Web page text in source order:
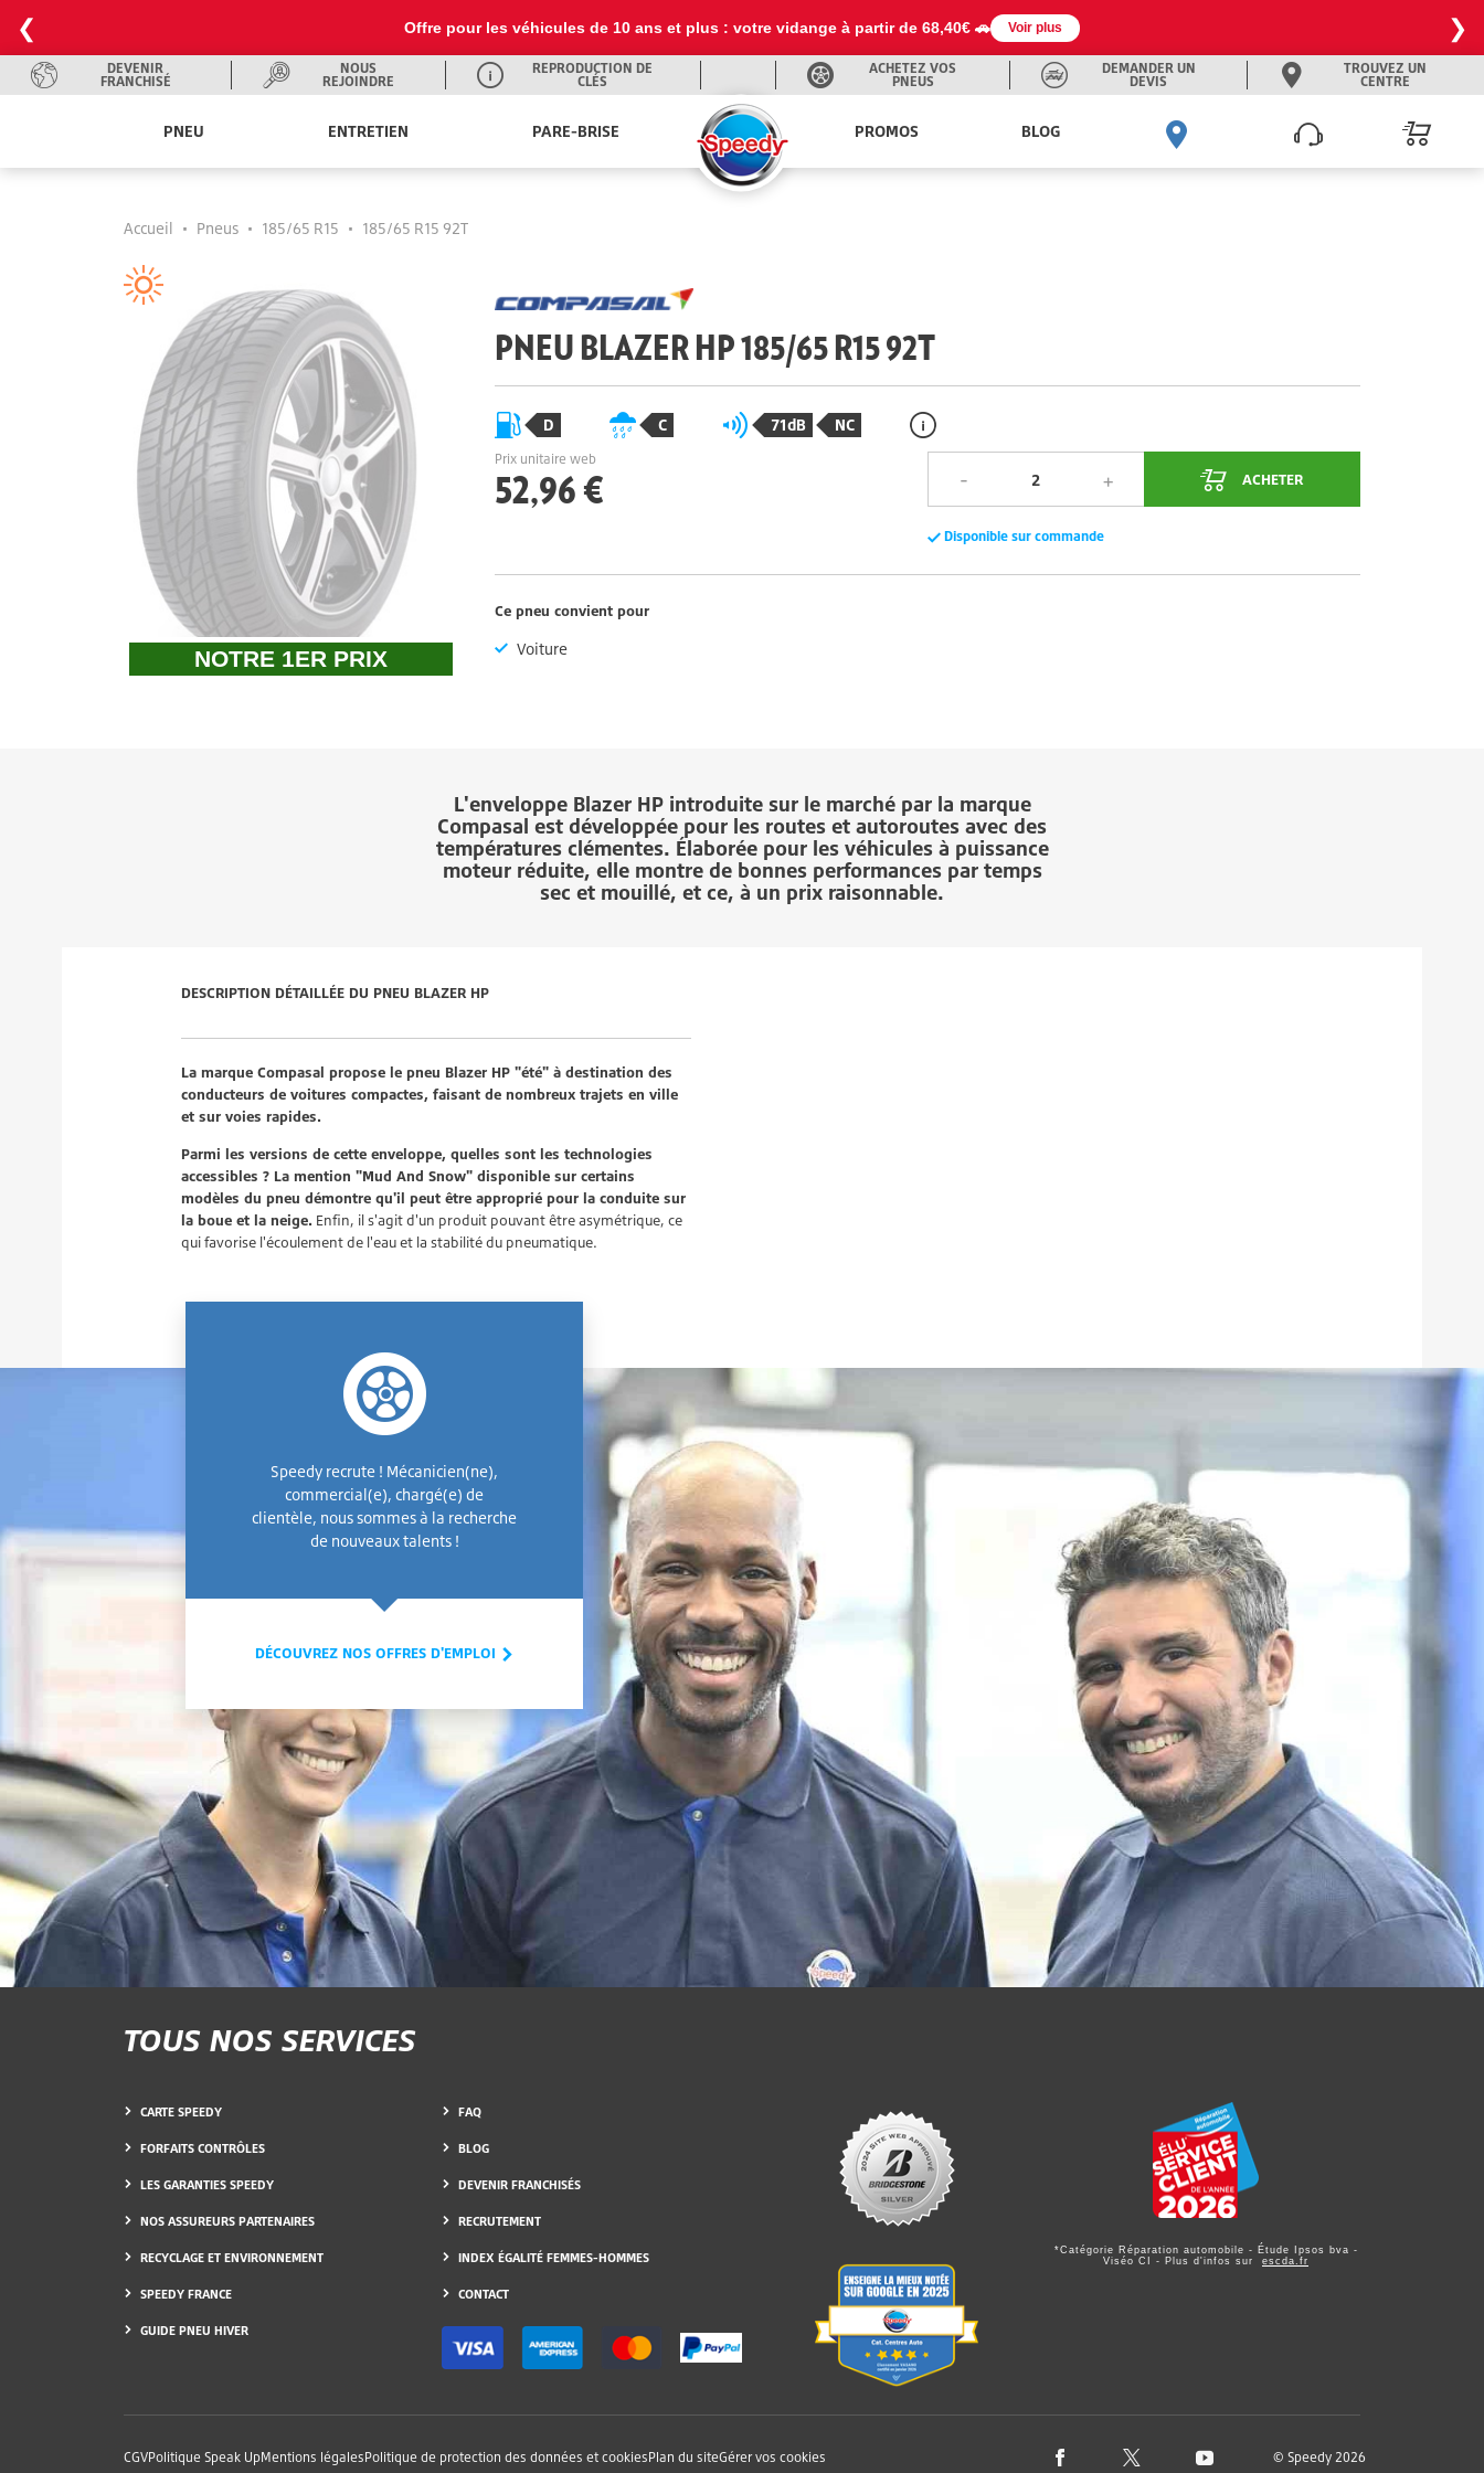
❮ Offre pour les véhicules de 10 ans et plus : votre vidange à partir de 68,40€ 🚗 Voir plus ❯
DEVENIR
FRANCHISÉ
NOUS
REJOINDRE
REPRODUCTION DE
CLÉS
TROUVEZ UN
CENTRE
DEMANDER UN
DEVIS
ACHETEZ VOS
PNEUS
PNEU ENTRETIEN PARE-BRISE PROMOS BLOG
Accueil • Pneus • 185/65 R15 • 185/65 R15 92T
NOTRE 1ER PRIX
PNEU BLAZER HP 185/65 R15 92T
D C 71dB NC
Prix unitaire web
52,96 € ACHETER
Disponible sur commande
Ce pneu convient pour
Voiture
L'enveloppe Blazer HPintroduite sur le marché par la marque
Compasal est développée pour les routes et autoroutes avec des
températures clémentes. Élaborée pour les véhicules à puissance
moteur réduite, elle montre de bonnes performances par temps
sec et mouillé, et ce, à un prix raisonnable.
DESCRIPTION DÉTAILLÉE DU PNEU BLAZER HP
La marque Compasal propose le pneu Blazer HP "été" à destination des
conducteurs de voitures compactes, faisant de nombreux trajets en ville
et sur voies rapides.
Parmi les versions de cette enveloppe, quelles sont les technologies
accessibles ? La mention "Mud And Snow" disponible sur certains
modèles du pneu démontre qu'il peut être approprié pour la conduite sur
la boue et la neige. Enfin, il s'agit d'un produit pouvant être asymétrique, ce
qui favorise l'écoulement de l'eau et la stabilité du pneumatique.
Speedy recrute ! Mécanicien(ne),
commercial(e), chargé(e) de
clientèle, nous sommes à la recherche
de nouveaux talents !
DÉCOUVREZ NOS OFFRES D'EMPLOI
TOUS NOS SERVICES
CARTE SPEEDY
FORFAITS CONTRÔLES
LES GARANTIES SPEEDY
NOS ASSUREURS PARTENAIRES
RECYCLAGE ET ENVIRONNEMENT
SPEEDY FRANCE
GUIDE PNEU HIVER
FAQ
BLOG
DEVENIR FRANCHISÉS
RECRUTEMENT
INDEX ÉGALITÉ FEMMES-HOMMES
CONTACT
*Catégorie Réparation automobile - Étude Ipsos bva -
Viséo CI - Plus d'infos sur escda.fr
CGVPolitique Speak UpMentions légalesPolitique de protection des données et cookiesPlan du siteGérer vos cookies © Speedy 2026